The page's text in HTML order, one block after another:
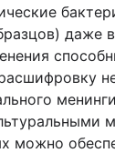
даже
можно